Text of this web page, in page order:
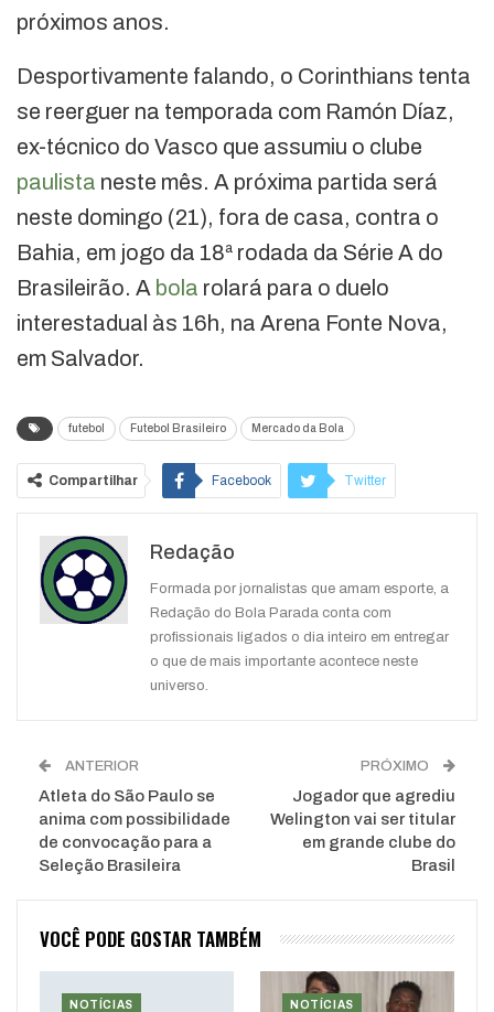
próximos anos.
Desportivamente falando, o Corinthians tenta
se reerguer na temporada com Ramón Díaz,
ex-técnico do Vasco que assumiu o clube
paulista neste mês. A próxima partida será
neste domingo (21), fora de casa, contra o
Bahia, em jogo da 18ª rodada da Série A do
Brasileirão. A bola rolará para o duelo
interestadual às 16h, na Arena Fonte Nova,
em Salvador.
futebol Futebol Brasileiro Mercado da Bola
Compartilhar Facebook Twitter
WhatsApp
Redação
Formada por jornalistas que amam esporte, a
Redação do Bola Parada conta com
profissionais ligados o dia inteiro em entregar
o que de mais importante acontece neste
universo.
ANTERIOR
Atleta do São Paulo se
anima com possibilidade
de convocação para a
Seleção Brasileira
PRÓXIMO
Jogador que agrediu
Welington vai ser titular
em grande clube do
Brasil
VOCÊ PODE GOSTAR TAMBÉM
NOTÍCIAS NOTÍCIAS